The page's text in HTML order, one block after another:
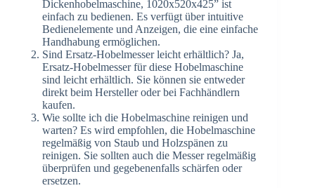
Dickenhobelmaschine, 1020x520x425” ist
einfach zu bedienen. Es verfügt über intuitive
Bedienelemente und Anzeigen, die eine einfache
Handhabung ermöglichen.
Sind Ersatz-Hobelmesser leicht erhältlich? Ja,
Ersatz-Hobelmesser für diese Hobelmaschine
sind leicht erhältlich. Sie können sie entweder
direkt beim Hersteller oder bei Fachhändlern
kaufen.
Wie sollte ich die Hobelmaschine reinigen und
warten? Es wird empfohlen, die Hobelmaschine
regelmäßig von Staub und Holzspänen zu
reinigen. Sie sollten auch die Messer regelmäßig
überprüfen und gegebenenfalls schärfen oder
ersetzen.